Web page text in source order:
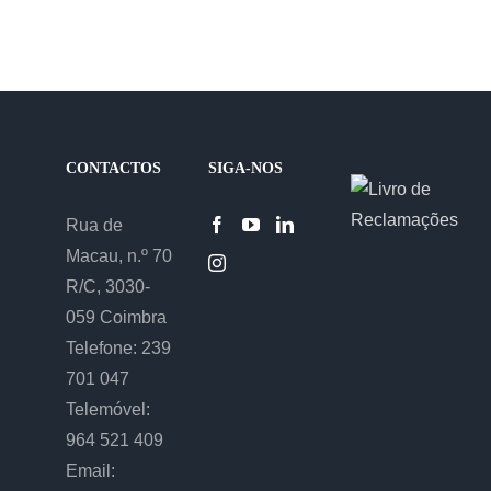
CONTACTOS
Rua de
Macau, n.º 70
R/C, 3030-
059 Coimbra
Telefone: 239
701 047
Telemóvel:
964 521 409
Email:
SIGA-NOS